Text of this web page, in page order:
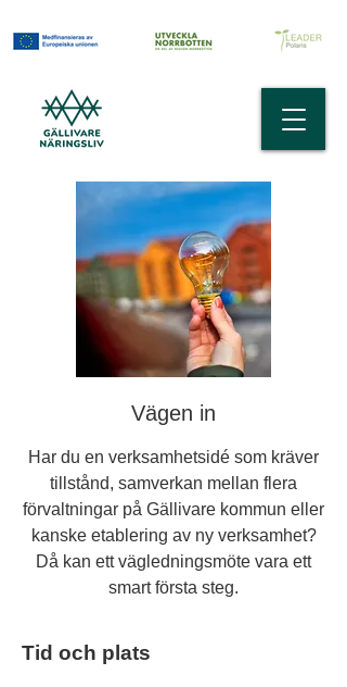
Vägen in
Har du en verksamhetsidé som kräver
tillstånd, samverkan mellan flera
förvaltningar på Gällivare kommun eller
kanske etablering av ny verksamhet?
Då kan ett vägledningsmöte vara ett
smart första steg.
Tid och plats